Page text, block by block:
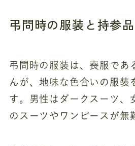
弔問時の服装と持参品
弔問時の服装は、喪服であ
んが、地味な色合いの服装
す。男性はダークスーツ、
のスーツやワンピースが無